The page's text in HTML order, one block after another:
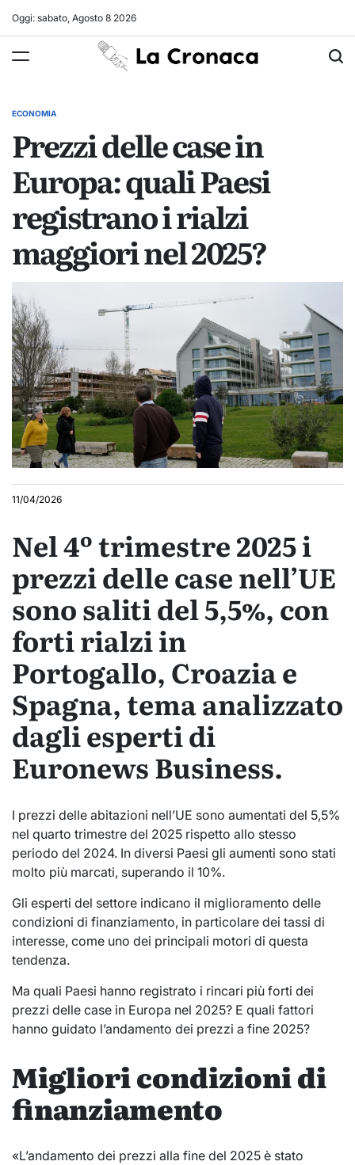
Oggi: sabato, Agosto 8 2026
La
Cronaca
POSTED
ECONOMIA
Prezzi delle case in
Europa: quali Paesi
registrano i rialzi
maggiori nel 2025?
11/04/2026
Nel 4º trimestre 2025 i
prezzi delle case nell’UE
sono saliti del 5,5%, con
forti rialzi in
Portogallo, Croazia e
Spagna, tema analizzato
dagli esperti di
Euronews Business.
I prezzi delle abitazioni nell’UE sono aumentati del 5,5%
nel quarto trimestre del 2025 rispetto allo stesso
periodo del 2024. In diversi Paesi gli aumenti sono stati
molto più marcati, superando il 10%.
Gli esperti del settore indicano il miglioramento delle
condizioni di finanziamento, in particolare dei tassi di
interesse, come uno dei principali motori di questa
tendenza.
Ma quali Paesi hanno registrato i rincari più forti dei
prezzi delle case in Europa nel 2025? E quali fattori
hanno guidato l’andamento dei prezzi a fine 2025?
Migliori condizioni di
finanziamento
«L’andamento dei prezzi alla fine del 2025 è stato